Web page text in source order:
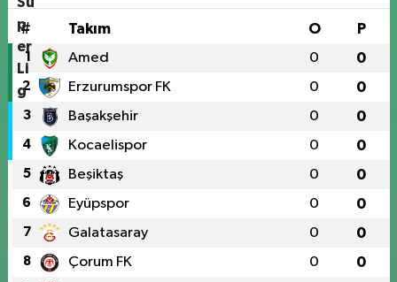
# Takım O P
1 Amed 0 0
2 Erzurumspor FK 0 0
3 Başakşehir 0 0
4 Kocaelispor 0 0
5 Beşiktaş 0 0
6 Eyüpspor 0 0
7 Galatasaray 0 0
8 Çorum FK 0 0